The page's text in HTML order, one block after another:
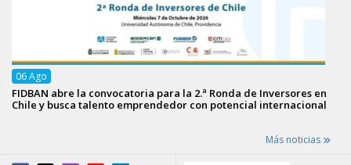
06Ago
FIDBAN abre la convocatoria para la 2.ª Ronda de Inversores en
Chile y busca talento emprendedor con potencial internacional
Más noticias